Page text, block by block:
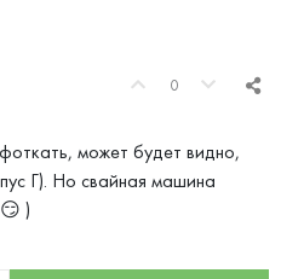
0
может будет видно,
Г). Но свайная машина
)